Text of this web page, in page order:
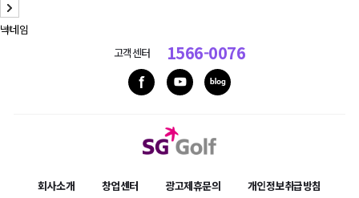
고객센터 1566-0076
회사소개 창업센터 광고제휴문의
개인정보취급방침